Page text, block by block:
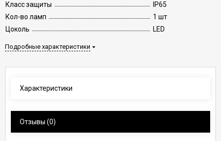
Класс защиты
IP65
Кол-во ламп
1 шт
Цоколь
LED
Подробные характеристики
Характеристики
Отзывы (0)